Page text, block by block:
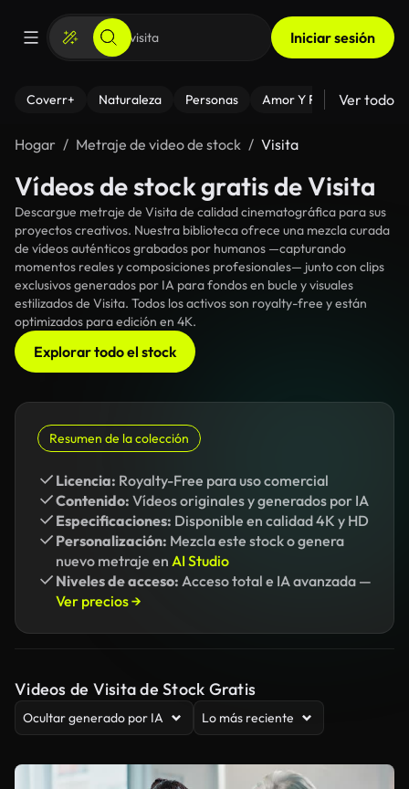
Iniciar sesión
Coverr+ Naturaleza Personas Amor Y Relaciones
Ver todo
Hogar Metraje de video de stock Visita
Vídeos de stock gratis de Visita
Descargue metraje de Visita de calidad cinematográfica para sus
proyectos creativos. Nuestra biblioteca ofrece una mezcla curada
de vídeos auténticos grabados por humanos —capturando
momentos reales y composiciones profesionales— junto con clips
exclusivos generados por IA para fondos en bucle y visuales
estilizados de Visita. Todos los activos son royalty-free y están
optimizados para edición en 4K.
Explorar todo el stock
Resumen de la colección
Licencia: Royalty-Free para uso comercial
Contenido: Vídeos originales y generados por IA
Especificaciones: Disponible en calidad 4K y HD
Personalización: Mezcla este stock o genera
nuevo metraje en AI Studio
Niveles de acceso: Acceso total e IA avanzada —
Ver precios →
Videos de Visita de Stock Gratis
Ocultar generado por IA Lo más reciente